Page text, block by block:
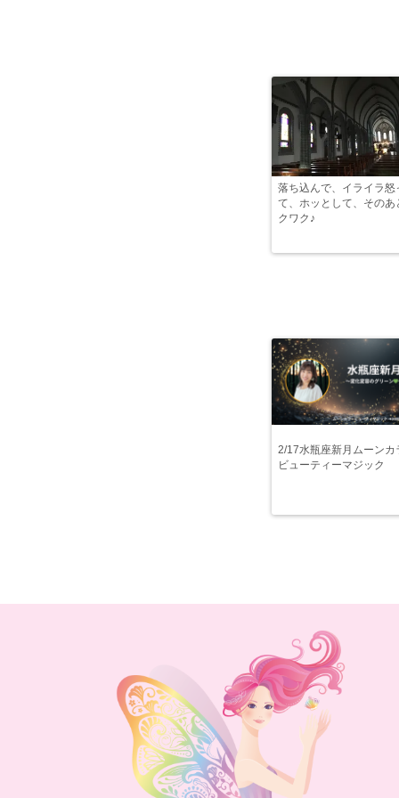
落ち込んで、イライラ怒
て、ホッとして、そのあ
クワク♪
2/17水瓶座新月ムーンカ
ビューティーマジック